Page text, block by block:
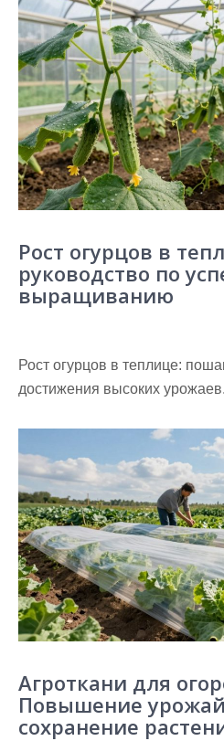
Рост огурцов в
руководство по
выращиванию
Рост огурцов в теплице:
достижения высоких урожаев.
Агроткани для
Повышение
сохранение